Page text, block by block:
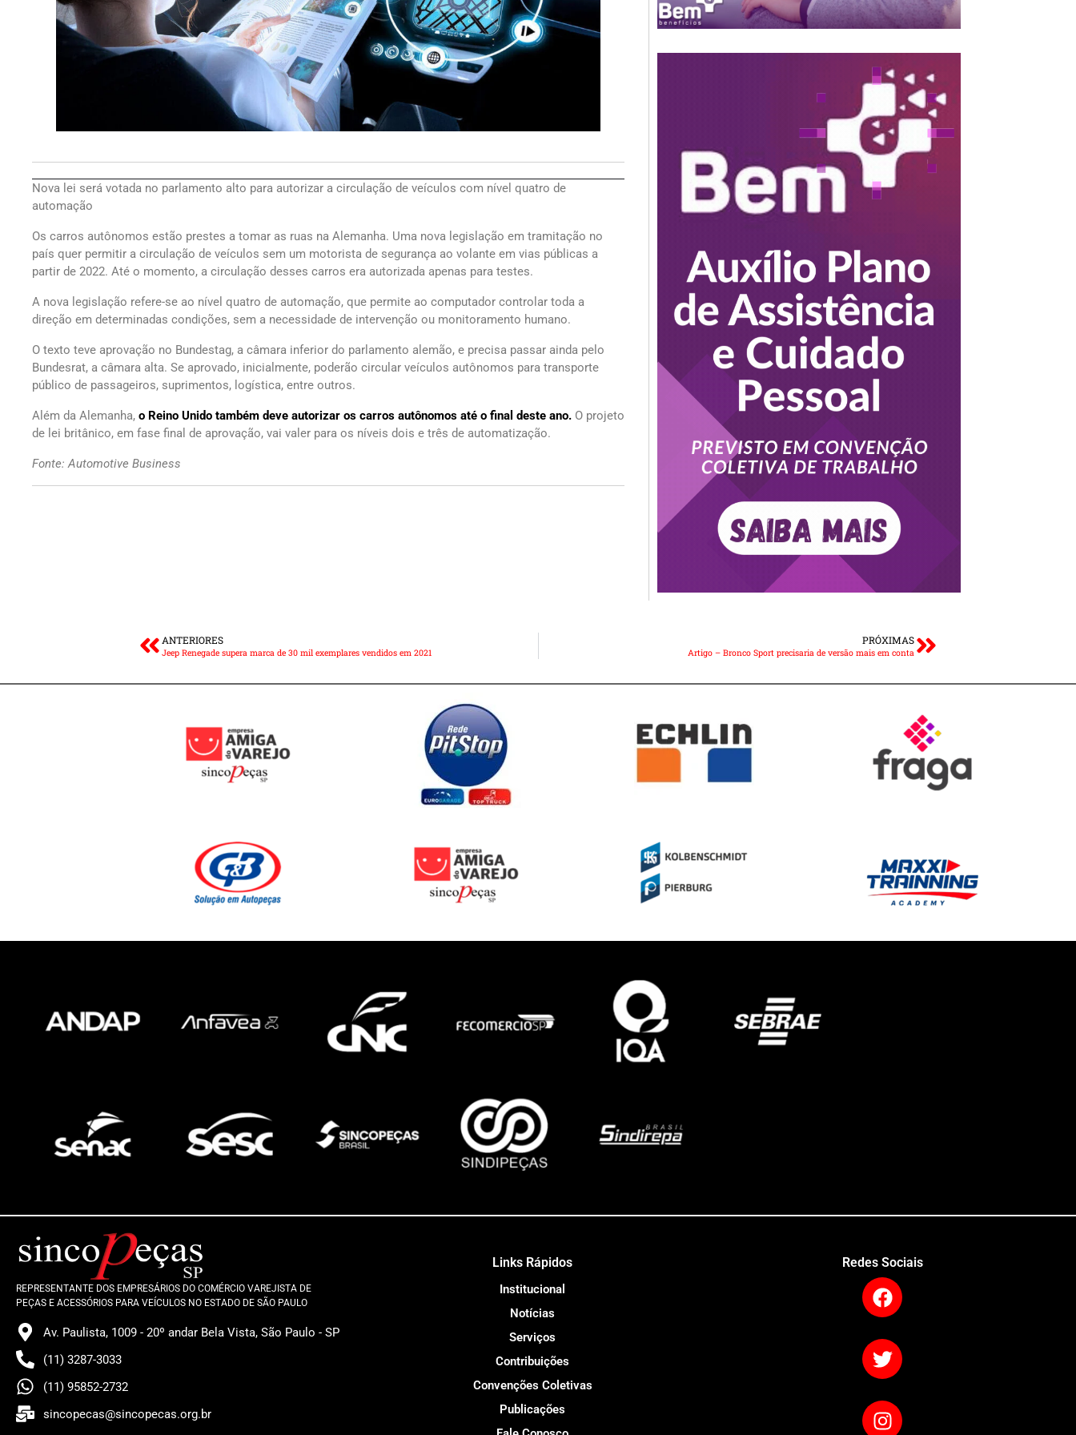
Nova lei será votada no parlamento alto para autorizar a circulação de veículos com nível quatro de
automação
Os carros autônomos estão prestes a tomar as ruas na Alemanha. Uma nova legislação em tramitação no
país quer permitir a circulação de veículos sem um motorista de segurança ao volante em vias públicas a
partir de 2022. Até o momento, a circulação desses carros era autorizada apenas para testes.
A nova legislação refere-se ao nível quatro de automação, que permite ao computador controlar toda a
direção em determinadas condições, sem a necessidade de intervenção ou monitoramento humano.
O texto teve aprovação no Bundestag, a câmara inferior do parlamento alemão, e precisa passar ainda pelo
Bundesrat, a câmara alta. Se aprovado, inicialmente, poderão circular veículos autônomos para transporte
público de passageiros, suprimentos, logística, entre outros.
Além da Alemanha, o Reino Unido também deve autorizar os carros autônomos até o final deste ano. O projeto
de lei britânico, em fase final de aprovação, vai valer para os níveis dois e três de automatização.
Fonte: Automotive Business
ANTERIORES
Jeep Renegade supera marca de 30 mil exemplares vendidos em 2021
PRÓXIMAS
Artigo – Bronco Sport precisaria de versão mais em conta
REPRESENTANTE DOS EMPRESÁRIOS DO COMÉRCIO VAREJISTA DE
PEÇAS E ACESSÓRIOS PARA VEÍCULOS NO ESTADO DE SÃO PAULO
Av. Paulista, 1009 - 20º andar Bela Vista, São Paulo - SP
(11) 3287-3033
(11) 95852-2732
sincopecas@sincopecas.org.br
Links Rápidos
Institucional
Notícias
Serviços
Contribuições
Convenções Coletivas
Publicações
Redes Sociais